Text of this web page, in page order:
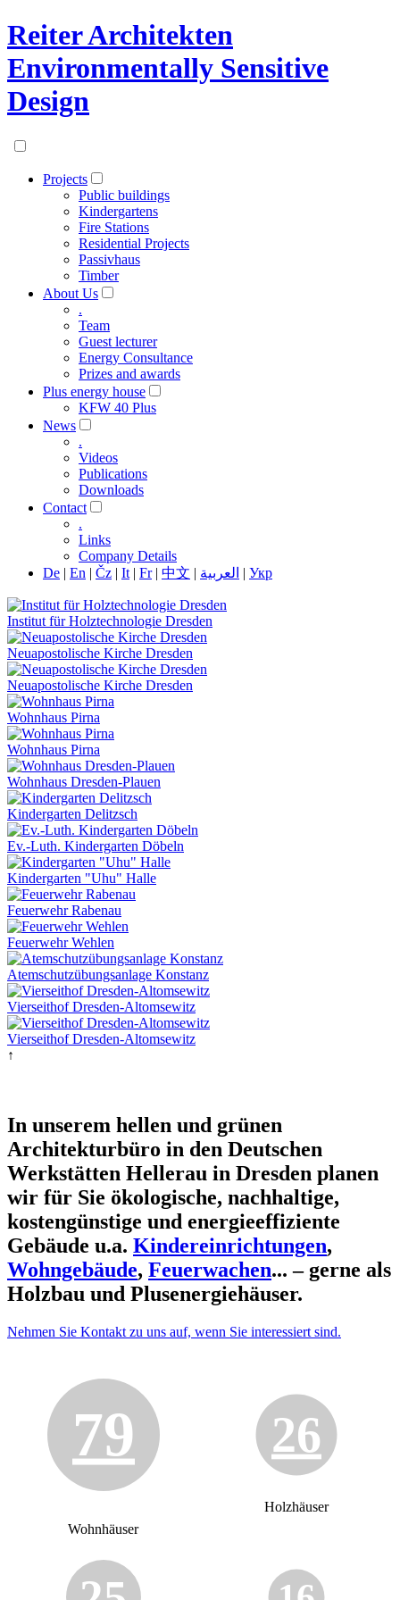
Reiter Architekten
Environmentally Sensitive
Design
Projects
Public buildings
Kindergartens
Fire Stations
Residential Projects
Passivhaus
Timber
About Us
.
Team
Guest lecturer
Energy Consultance
Prizes and awards
Plus energy house
KFW 40 Plus
News
.
Videos
Publications
Downloads
Contact
.
Links
Company Details
De | En | Čz | It | Fr| 中文 | العربية | Укр
Institut für Holztechnologie Dresden
Neuapostolische Kirche Dresden
Neuapostolische Kirche Dresden
Wohnhaus Pirna
Wohnhaus Pirna
Wohnhaus Dresden-Plauen
Kindergarten Delitzsch
Ev.-Luth. Kindergarten Döbeln
Kindergarten "Uhu" Halle
Feuerwehr Rabenau
Feuerwehr Wehlen
Atemschutzübungsanlage Konstanz
Vierseithof Dresden-Altomsewitz
Vierseithof Dresden-Altomsewitz
↑
In unserem hellen und grünen
Architekturbüro in den Deutschen
Werkstätten Hellerau in Dresden planen
wir für Sie ökologische, nachhaltige,
kostengünstige und energieeffiziente
Gebäude u.a. Kindereinrichtungen,
Wohngebäude, Feuerwachen... – gerne als
Holzbau und Plusenergiehäuser.
Nehmen Sie Kontakt zu uns auf, wenn Sie interessiert sind.
79
Wohnhäuser
26
Holzhäuser